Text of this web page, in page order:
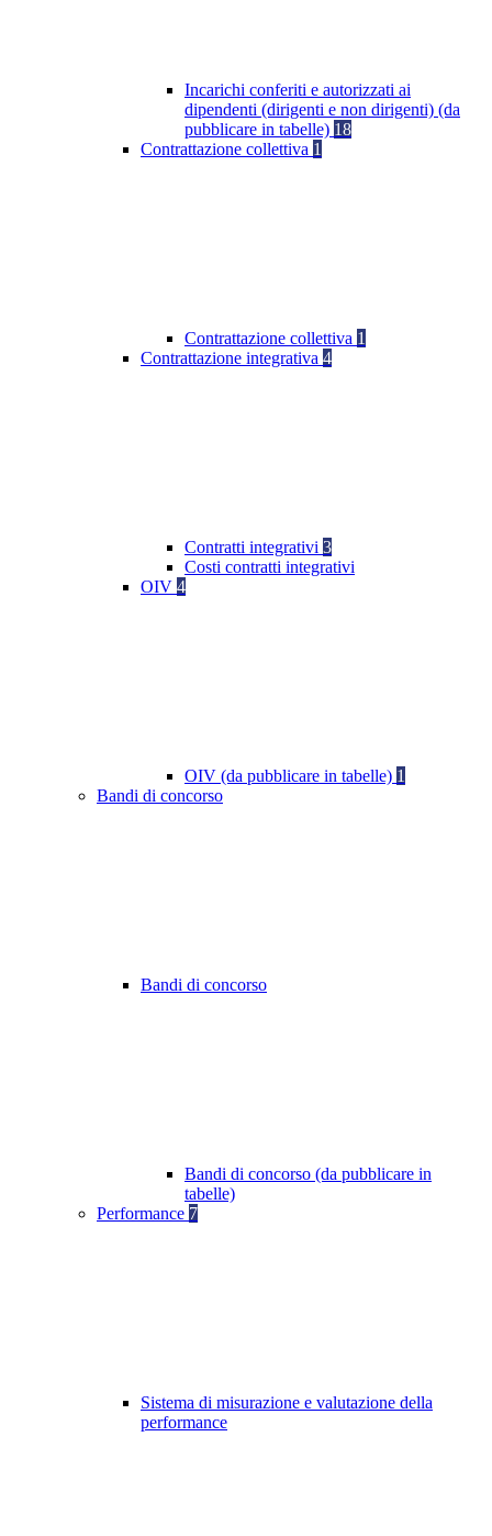
Incarichi conferiti e autorizzati ai
dipendenti (dirigenti e non dirigenti) (da
pubblicare in tabelle) 18
Contrattazione collettiva 1
Contrattazione collettiva 1
Contrattazione integrativa 4
Contratti integrativi 3
Costi contratti integrativi
OIV 4
OIV (da pubblicare in tabelle) 1
Bandi di concorso
Bandi di concorso
Bandi di concorso (da pubblicare in
tabelle)
Performance 7
Sistema di misurazione e valutazione della
performance